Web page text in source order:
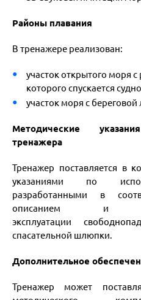
Районы плавания
В тренажере реализован:
участок открытого моря
которого спускается
участок моря с береговой
Методические
тренажера
Тренажер поставляется в
указаниями по
разработанными в
описанием и
эксплуатации
спасательной шлюпки.
Дополнительное
Тренажер может